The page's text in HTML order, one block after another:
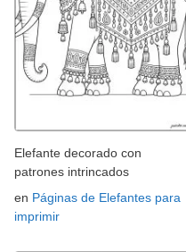
Elefante decorado con
patrones intrincados
en Páginas de Elefantes para
imprimir